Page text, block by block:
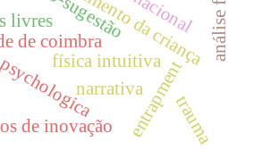
de coimbra
narrativa
de inovação entrapment
livres
trauma
física intuitiva